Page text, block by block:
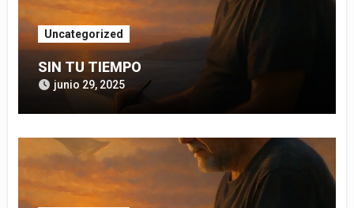
Uncategorized
SIN TU TIEMPO
junio 29, 2025